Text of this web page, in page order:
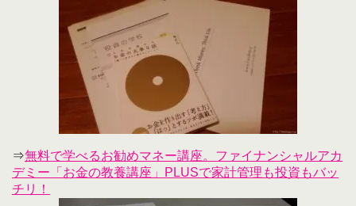
⇒無料で学べるお勧めマネー講座。ファイナンシャルアカ
デミー「お金の教養講座」PLUSで家計管理も投資もバッ
チリ！